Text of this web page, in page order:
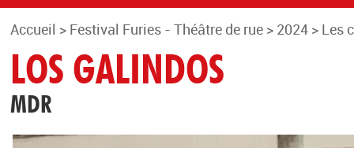
Accueil > Festival Furies - Théâtre de rue > 2024 > Les
LOS GALINDOS
MDR